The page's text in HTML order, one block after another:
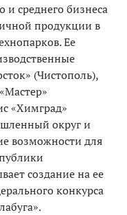
и среднего бизнеса
продукции в
Ее
(Чистополь),
«Химград»
округ и
возможности для
создание на ее
конкурса